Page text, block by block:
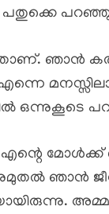
പതുക്കെ പറഞ്ഞു
ഞാൻ
എന്നെ
ഒന്നുകൂടെ
എന്റെ മോൾക്ക്
ഞാൻ